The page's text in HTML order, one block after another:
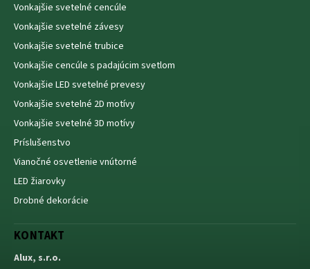
Vonkajšie svetelné cencúle
Vonkajšie svetelné závesy
Vonkajšie svetelné trubice
Vonkajšie cencúle s padajúcim svetlom
Vonkajšie LED svetelné prevesy
Vonkajšie svetelné 2D motívy
Vonkajšie svetelné 3D motívy
Príslušenstvo
Vianočné osvetlenie vnútorné
LED žiarovky
Drobné dekorácie
KONTAKT
Alux, s.r.o.